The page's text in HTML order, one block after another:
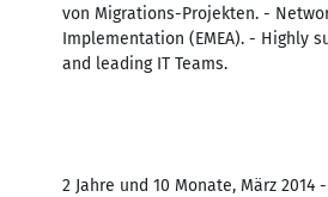
von Migrations-Projekten. -
Implementation (EMEA). - Highly
and leading IT Teams.
2 Jahre und 10 Monate, März 2014 -